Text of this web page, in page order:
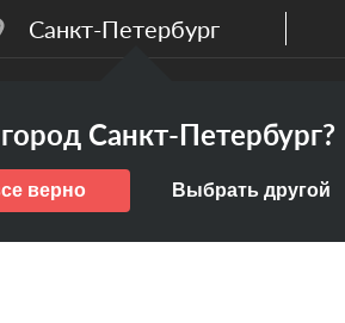
Санкт-Петербург
Санкт-Петербург?
верно Выбрать другой
дизайн-проект